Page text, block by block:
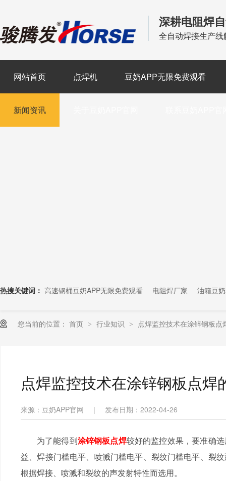
深耕电阻焊
全自动焊接生产
网站首页 点焊机 豆奶APP无限免费观看
新闻资讯
热搜关键词： 高速钢桶豆奶APP无限免费观看 电阻焊厂家 油箱豆
您当前的位置： 首页 > 行业知识 > 点焊监控技术在涂锌钢板点
点焊监控技术在涂锌钢板点焊
来源：豆奶APP官网 | 发布日期：2022-04-26
为了能得到涂锌钢板点焊较好的监控效果，要准确
益、焊接门槛电平、喷溅门槛电平、裂纹门槛电平、裂纹
根据焊接、喷溅和裂纹的声发射特性而选用。